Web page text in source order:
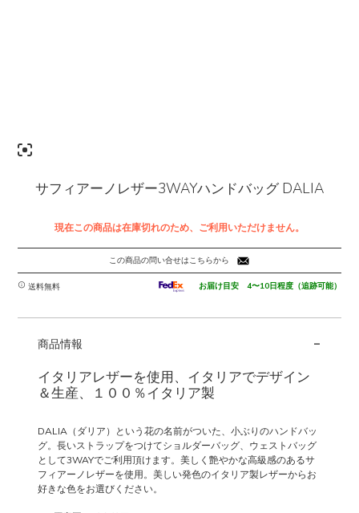
サフィアーノレザー3WAYハンドバッグ DALIA
現在この商品は在庫切れのため、ご利用いただけません。
この商品の問い合せはこちらから
送料無料 お届け目安 4〜10日程度（追跡可能）
商品情報 -
イタリアレザーを使用、イタリアでデザイン
＆生産、１００％イタリア製
DALIA（ダリア）という花の名前がついた、小ぶりのハンドバッ
グ。長いストラップをつけてショルダーバッグ、ウェストバッグ
として3WAYでご利用頂けます。美しく艶やかな高級感のあるサ
フィアーノレザーを使用。美しい発色のイタリア製レザーからお
好きな色をお選びください。